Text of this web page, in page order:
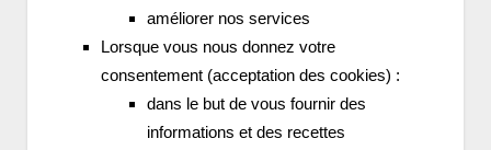
améliorer nos services
Lorsque vous nous donnez votre
consentement (acceptation des cookies) :
dans le but de vous fournir des
informations et des recettes